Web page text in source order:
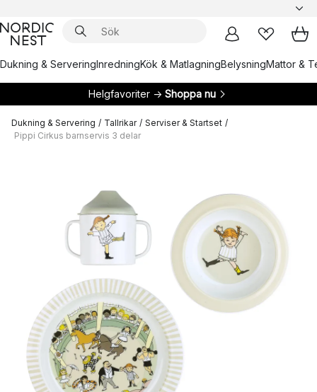
Dukning & ServeringInredningKök & MatlagningBelysningMattor &
Helgfavoriter → Shoppa nu
Dukning & Servering / Tallrikar / Serviser & Startset /
Pippi Cirkus barnservis 3 delar